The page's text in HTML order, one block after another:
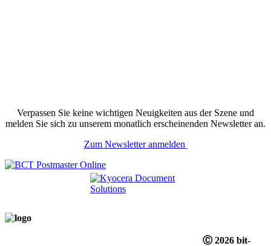
Verpassen Sie keine wichtigen Neuigkeiten aus der Szene und
melden Sie sich zu unserem monatlich erscheinenden Newsletter an.
Zum Newsletter anmelden
Ⓒ 2026 bit-